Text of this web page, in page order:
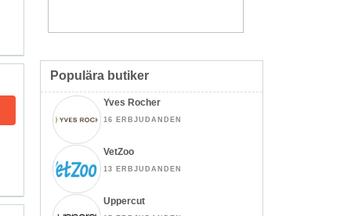
Populära butiker
Yves Rocher
16 ERBJUDANDEN
VetZoo
13 ERBJUDANDEN
Uppercut